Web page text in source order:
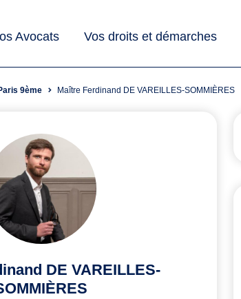
Avocats Vos droits et démarches
9ème Maître Ferdinand DE VAREILLES-SOMMIÈRES
DE VAREILLES-